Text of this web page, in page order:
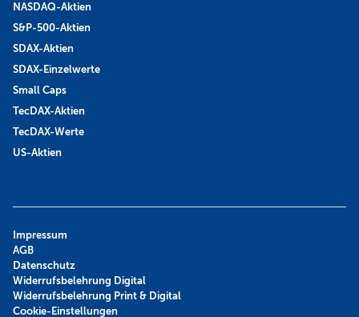
NASDAQ-Aktien
S&P-500-Aktien
SDAX-Aktien
SDAX-Einzelwerte
Small Caps
TecDAX-Aktien
TecDAX-Werte
US-Aktien
Impressum
AGB
Datenschutz
Widerrufsbelehrung Digital
Widerrufsbelehrung Print & Digital
Cookie-Einstellungen